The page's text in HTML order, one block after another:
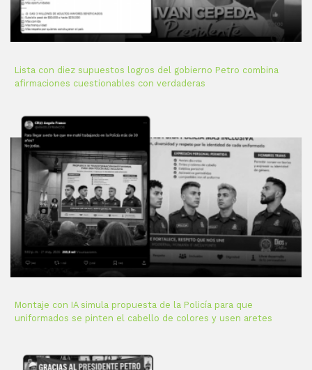
Lista con diez supuestos logros del gobierno Petro combina
afirmaciones cuestionables con verdaderas
Montaje con IA simula propuesta de la Policía para que
uniformados se pinten el cabello de colores y usen aretes